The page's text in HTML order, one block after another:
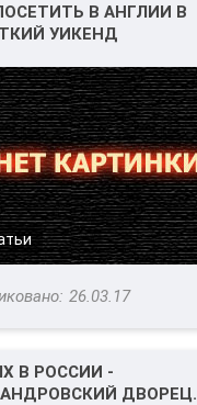
В АНГЛИИ В
УИКЕНД
26.03.17
В РОССИИ -
ДВОРЕЦ.